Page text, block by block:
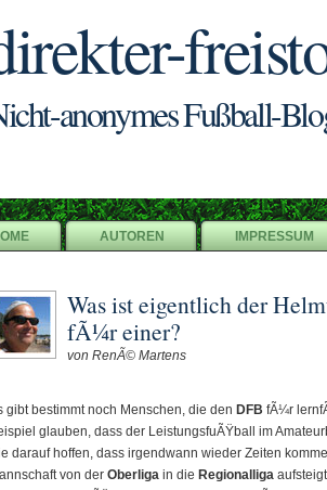
anonymes Fußball-
AUTOREN IMPRESSUM
Was ist eigentlich der
fÃ¼r einer?
von RenÃ© Martens
gibt bestimmt noch Menschen, die den DFB fÃ¼r
glauben, dass der LeistungsfuÃŸball im
darauf hoffen, dass irgendwann wieder Zeiten
von der Oberliga in die Regionalliga